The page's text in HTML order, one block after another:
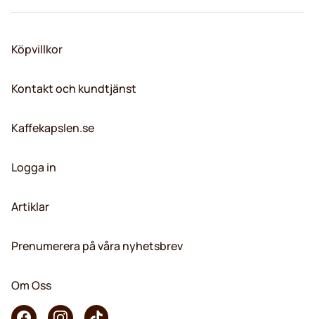
Köpvillkor
Kontakt och kundtjänst
Kaffekapslen.se
Logga in
Artiklar
Prenumerera på våra nyhetsbrev
Om Oss